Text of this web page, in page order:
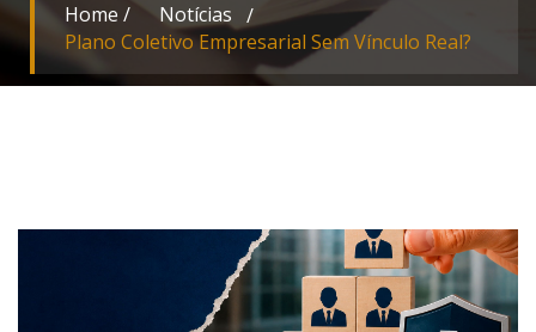
Home /
Notícias
Plano Coletivo Empresarial Sem Vínculo Real?